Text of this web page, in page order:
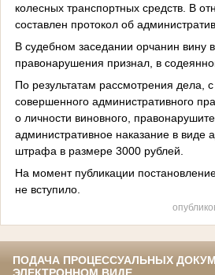
колесных транспортных средств. В
составлен протокол об
В судебном заседании орчанин вину
правонарушения признал, в
По результатам рассмотрения дела, с
совершенного административного
о личности виновного,
административное наказание в виде
штрафа в размере 3000 рублей.
На момент публикации
не вступило.
ПОДАЧА ПРОЦЕССУАЛЬНЫХ